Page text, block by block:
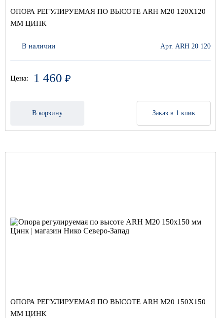
ОПОРА РЕГУЛИРУЕМАЯ ПО ВЫСОТЕ ARH M20 120Х120
ММ ЦИНК
В наличии Арт. ARH 20 120
Цена: 1 460 ₽
В корзину Заказ в 1 клик
ОПОРА РЕГУЛИРУЕМАЯ ПО ВЫСОТЕ ARH M20 150Х150
ММ ЦИНК